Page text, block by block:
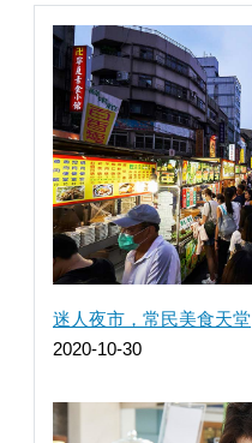
迷人夜市，常民美食天堂
2020-10-30